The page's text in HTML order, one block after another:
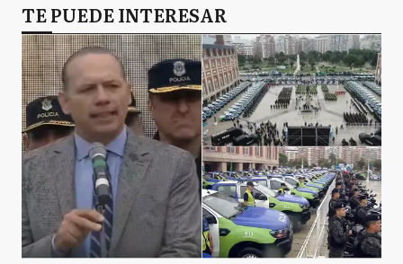
TE PUEDE INTERESAR